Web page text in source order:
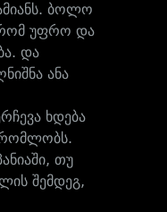
ბოლო
რომ უფრო და
და
ანა
ხდება
თუ
შემდეგ,